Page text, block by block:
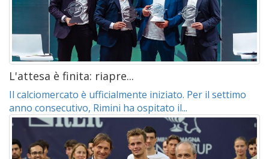
L'attesa è finita: riapre...
Il calciomercato è ufficialmente iniziato. Per il settimo
anno consecutivo, Rimini ha ospitato il...